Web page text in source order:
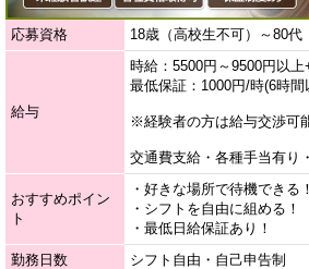
応募資格 18歳（高校生不可）～80代
給与
時給：5500円～9500円以上
最低保証：1000円/時(6時
※経験者の方は給与交渉可
交通費支給・各種手当有り
おすすめポイン
ト
・好きな場所で待機できる！
・シフトを自由に組める！
・最低日給保証あり！
勤務日数
シフト自由・自己申告制